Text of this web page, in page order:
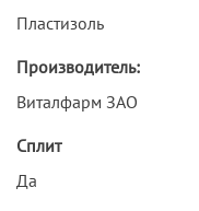
Пластизоль
Производитель:
Виталфарм ЗАО
Сплит
Да